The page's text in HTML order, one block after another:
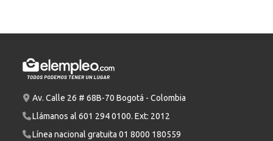
Av. Calle 26 # 68B-70 Bogotá - Colombia
Llámanos al 601 294 0100. Ext: 2012
Línea nacional gratuita 01 8000 180559